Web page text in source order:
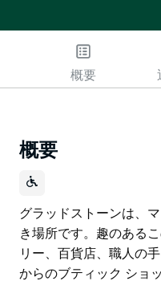
概要
概要
グラッドストーンは、
き場所です。趣のある
リー、百貨店、職人の
からのブティック ショ